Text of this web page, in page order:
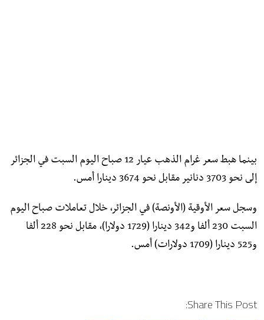
بينما هبط سعر غرام الذهب عيار 12 صباح اليوم السبت في الجزائر
إلى نحو 3703 دنانير مقابل نحو 3674 دينارا أمس.
وسجل سعر الأوقية (الأونصة) في الجزائر، خلال تعاملات صباح اليوم
السبت 230 ألفا و342 دينارا (1729 دولارا)، مقابل نحو 228 ألفا
و525 دينارا (1709 دولارات) أمس.
Share This Post: